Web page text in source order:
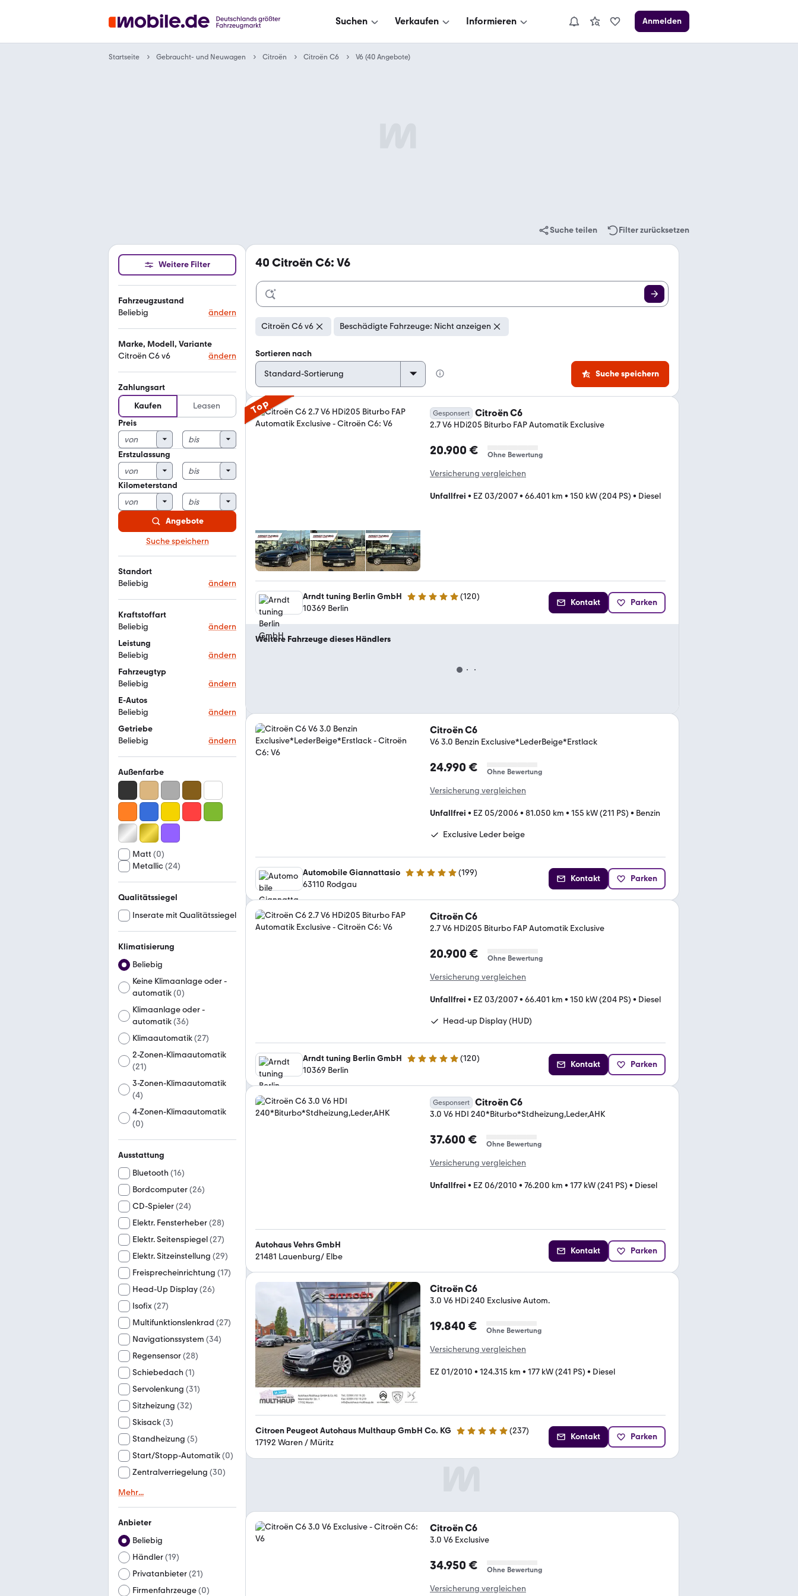
Suchen Verkaufen Informieren Anmelden
Startseite Gebraucht- und Neuwagen Citroën Citroën C6 V6 (40 Angebote)
Suche teilen Filter zurücksetzen
Weitere Filter
Fahrzeugzustand
Beliebig
ändern
Marke, Modell, Variante
Citroën C6 v6
ändern
Zahlungsart
Kaufen
Leasen
Preis
Erstzulassung
Kilometerstand
Angebote
Suche speichern
Standort
Beliebig
ändern
Kraftstoffart
Beliebig
ändern
Leistung
Beliebig
ändern
Fahrzeugtyp
Beliebig
ändern
E-Autos
Beliebig
ändern
Getriebe
Beliebig
ändern
Außenfarbe
Matt (0)
Metallic(24)
Qualitätssiegel
Inserate mit Qualitätssiegel
Klimatisierung
Beliebig
Keine Klimaanlage oder -
automatik(0)
Klimaanlage oder -
automatik(36)
Klimaautomatik(27)
2-Zonen-Klimaautomatik
(21)
3-Zonen-Klimaautomatik
(4)
4-Zonen-Klimaautomatik
(0)
Ausstattung
Bluetooth (16)
Bordcomputer(26)
CD-Spieler(24)
Elektr. Fensterheber(28)
Elektr. Seitenspiegel(27)
Elektr. Sitzeinstellung (29)
Freisprecheinrichtung (17)
Head-Up Display(26)
Isofix(27)
Multifunktionslenkrad (27)
Navigationssystem (34)
Regensensor(28)
Schiebedach (1)
Servolenkung (31)
Sitzheizung (32)
Skisack(3)
Standheizung (5)
Start/Stopp-Automatik(0)
Zentralverriegelung (30)
Mehr...
Anbieter
Beliebig
Händler(19)
Privatanbieter(21)
Firmenfahrzeuge(0)
40 Citroën C6: V6
Citroën C6 v6 Beschädigte Fahrzeuge: Nicht anzeigen
Sortieren nach
Suche speichern
Top Gesponsert Citroën C6
2.7 V6 HDi205 Biturbo FAP Automatik Exclusive
20.900 € Ohne Bewertung
Versicherung vergleichen
Unfallfrei • EZ 03/2007• 66.401 km • 150 kW (204 PS) • Diesel
Arndt tuning Berlin GmbH 5 Sterne (120)
10369 Berlin
Kontakt Parken
Weitere Fahrzeuge dieses Händlers
Citroën C6
V6 3.0 Benzin Exclusive*LederBeige*Erstlack
24.990 € Ohne Bewertung
Versicherung vergleichen
Unfallfrei • EZ 05/2006• 81.050 km • 155 kW (211 PS) • Benzin
Exclusive Leder beige
Automobile Giannattasio 5 Sterne (199)
63110 Rodgau
Kontakt Parken
Citroën C6
2.7 V6 HDi205 Biturbo FAP Automatik Exclusive
20.900 € Ohne Bewertung
Versicherung vergleichen
Unfallfrei • EZ 03/2007• 66.401 km • 150 kW (204 PS) • Diesel
Head-up Display (HUD)
Arndt tuning Berlin GmbH 5 Sterne (120)
10369 Berlin
Kontakt Parken
Gesponsert Citroën C6
3.0 V6 HDI 240*Biturbo*Stdheizung,Leder,AHK
37.600 € Ohne Bewertung
Versicherung vergleichen
Unfallfrei • EZ 06/2010 • 76.200 km • 177 kW (241 PS) • Diesel
Autohaus Vehrs GmbH
21481 Lauenburg/ Elbe
Kontakt Parken
Citroën C6
3.0 V6 HDi 240 Exclusive Autom.
19.840 € Ohne Bewertung
Versicherung vergleichen
EZ 01/2010 • 124.315 km • 177 kW (241 PS) • Diesel
Citroen Peugeot Autohaus Multhaup GmbH Co. KG 4.9 Sterne (237)
17192 Waren / Müritz
Kontakt Parken
Citroën C6
3.0 V6 Exclusive
34.950 € Ohne Bewertung
Versicherung vergleichen